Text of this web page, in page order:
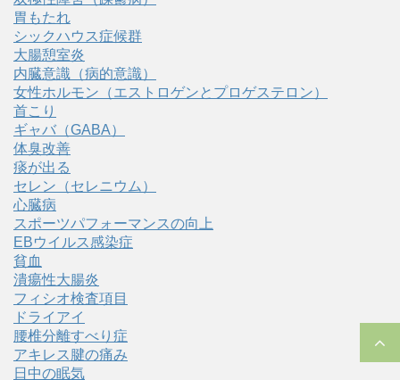
胃もたれ
シックハウス症候群
大腸憩室炎
内臓意識（病的意識）
女性ホルモン（エストロゲンとプロゲステロン）
首こり
ギャバ（GABA）
体臭改善
痰が出る
セレン（セレニウム）
心臓病
スポーツパフォーマンスの向上
EBウイルス感染症
貧血
潰瘍性大腸炎
フィシオ検査項目
ドライアイ
腰椎分離すべり症
アキレス腱の痛み
日中の眠気